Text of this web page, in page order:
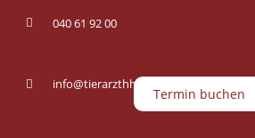
 040 61 92 00
 info@tierarzthh.de
Termin buchen